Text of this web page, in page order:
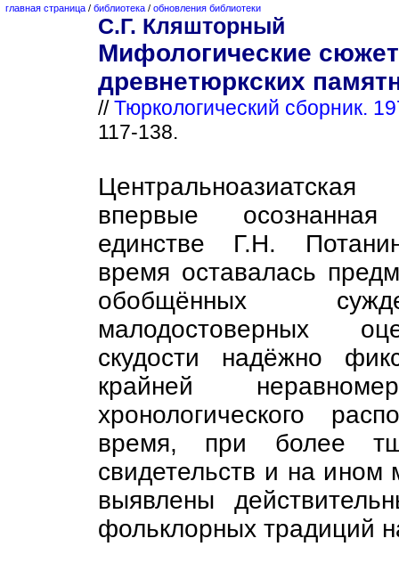
главная страница / библиотека / обновления библиотеки
С.Г. Кляшторный
Мифологические
древнетюркских
//Тюркологический сборник.
117-138.
впервые
единстве Г.Н.
время оставалась
обобщённых
малодостоверных
скудости надёжно
крайней
хронологического
время, при более
свидетельств и на ином
выявлены
фольклорных традиций